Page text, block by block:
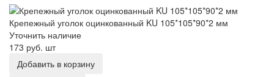
Крепежный уголок оцинкованный KU 105*105*90*2 мм
Уточнить наличие
173 руб. шт
Добавить в корзину